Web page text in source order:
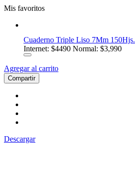
Mis favoritos
Cuaderno Triple Liso 7Mm 150Hjs.
Internet: $4490 Normal: $3,990
Agregar al carrito
Compartir
Descargar